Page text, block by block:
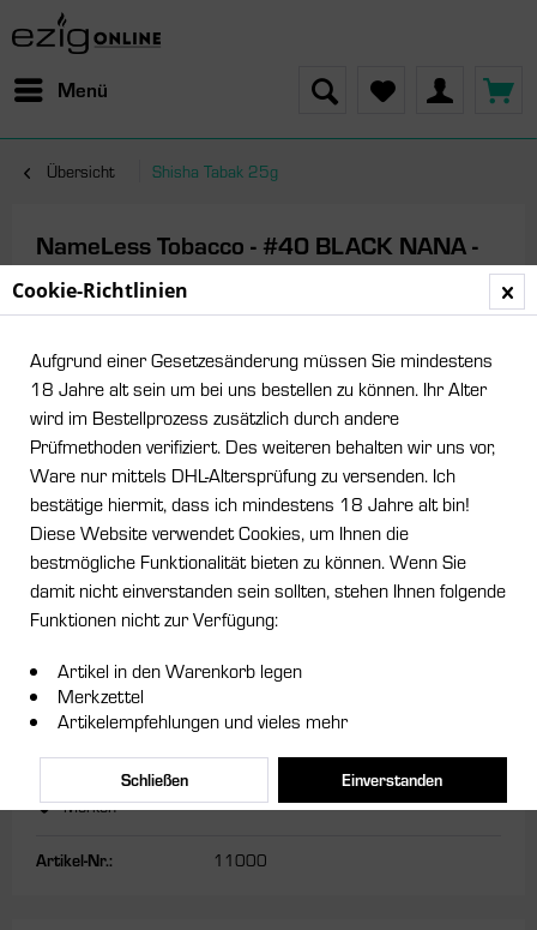
Menü
Übersicht Shisha Tabak 25g
NameLess Tobacco - #40 BLACK NANA -
25g
4,00 € *
Inhalt:25 Gramm
Sofort versandfertig, Lieferzeit ca. 1-3 Werktage
Merken
Artikel-Nr.: 11000
Cookie-Richtlinien
Aufgrund einer Gesetzesänderung müssen Sie mindestens
18 Jahre alt sein um bei uns bestellen zu können. Ihr Alter
wird im Bestellprozess zusätzlich durch andere
Prüfmethoden verifiziert. Des weiteren behalten wir uns vor,
Ware nur mittels DHL-Altersprüfung zu versenden. Ich
bestätige hiermit, dass ich mindestens 18 Jahre alt bin!
Diese Website verwendet Cookies, um Ihnen die
bestmögliche Funktionalität bieten zu können. Wenn Sie
damit nicht einverstanden sein sollten, stehen Ihnen folgende
Funktionen nicht zur Verfügung:
Artikel in den Warenkorb legen
Merkzettel
Artikelempfehlungen und vieles mehr
Einverstanden
Schließen